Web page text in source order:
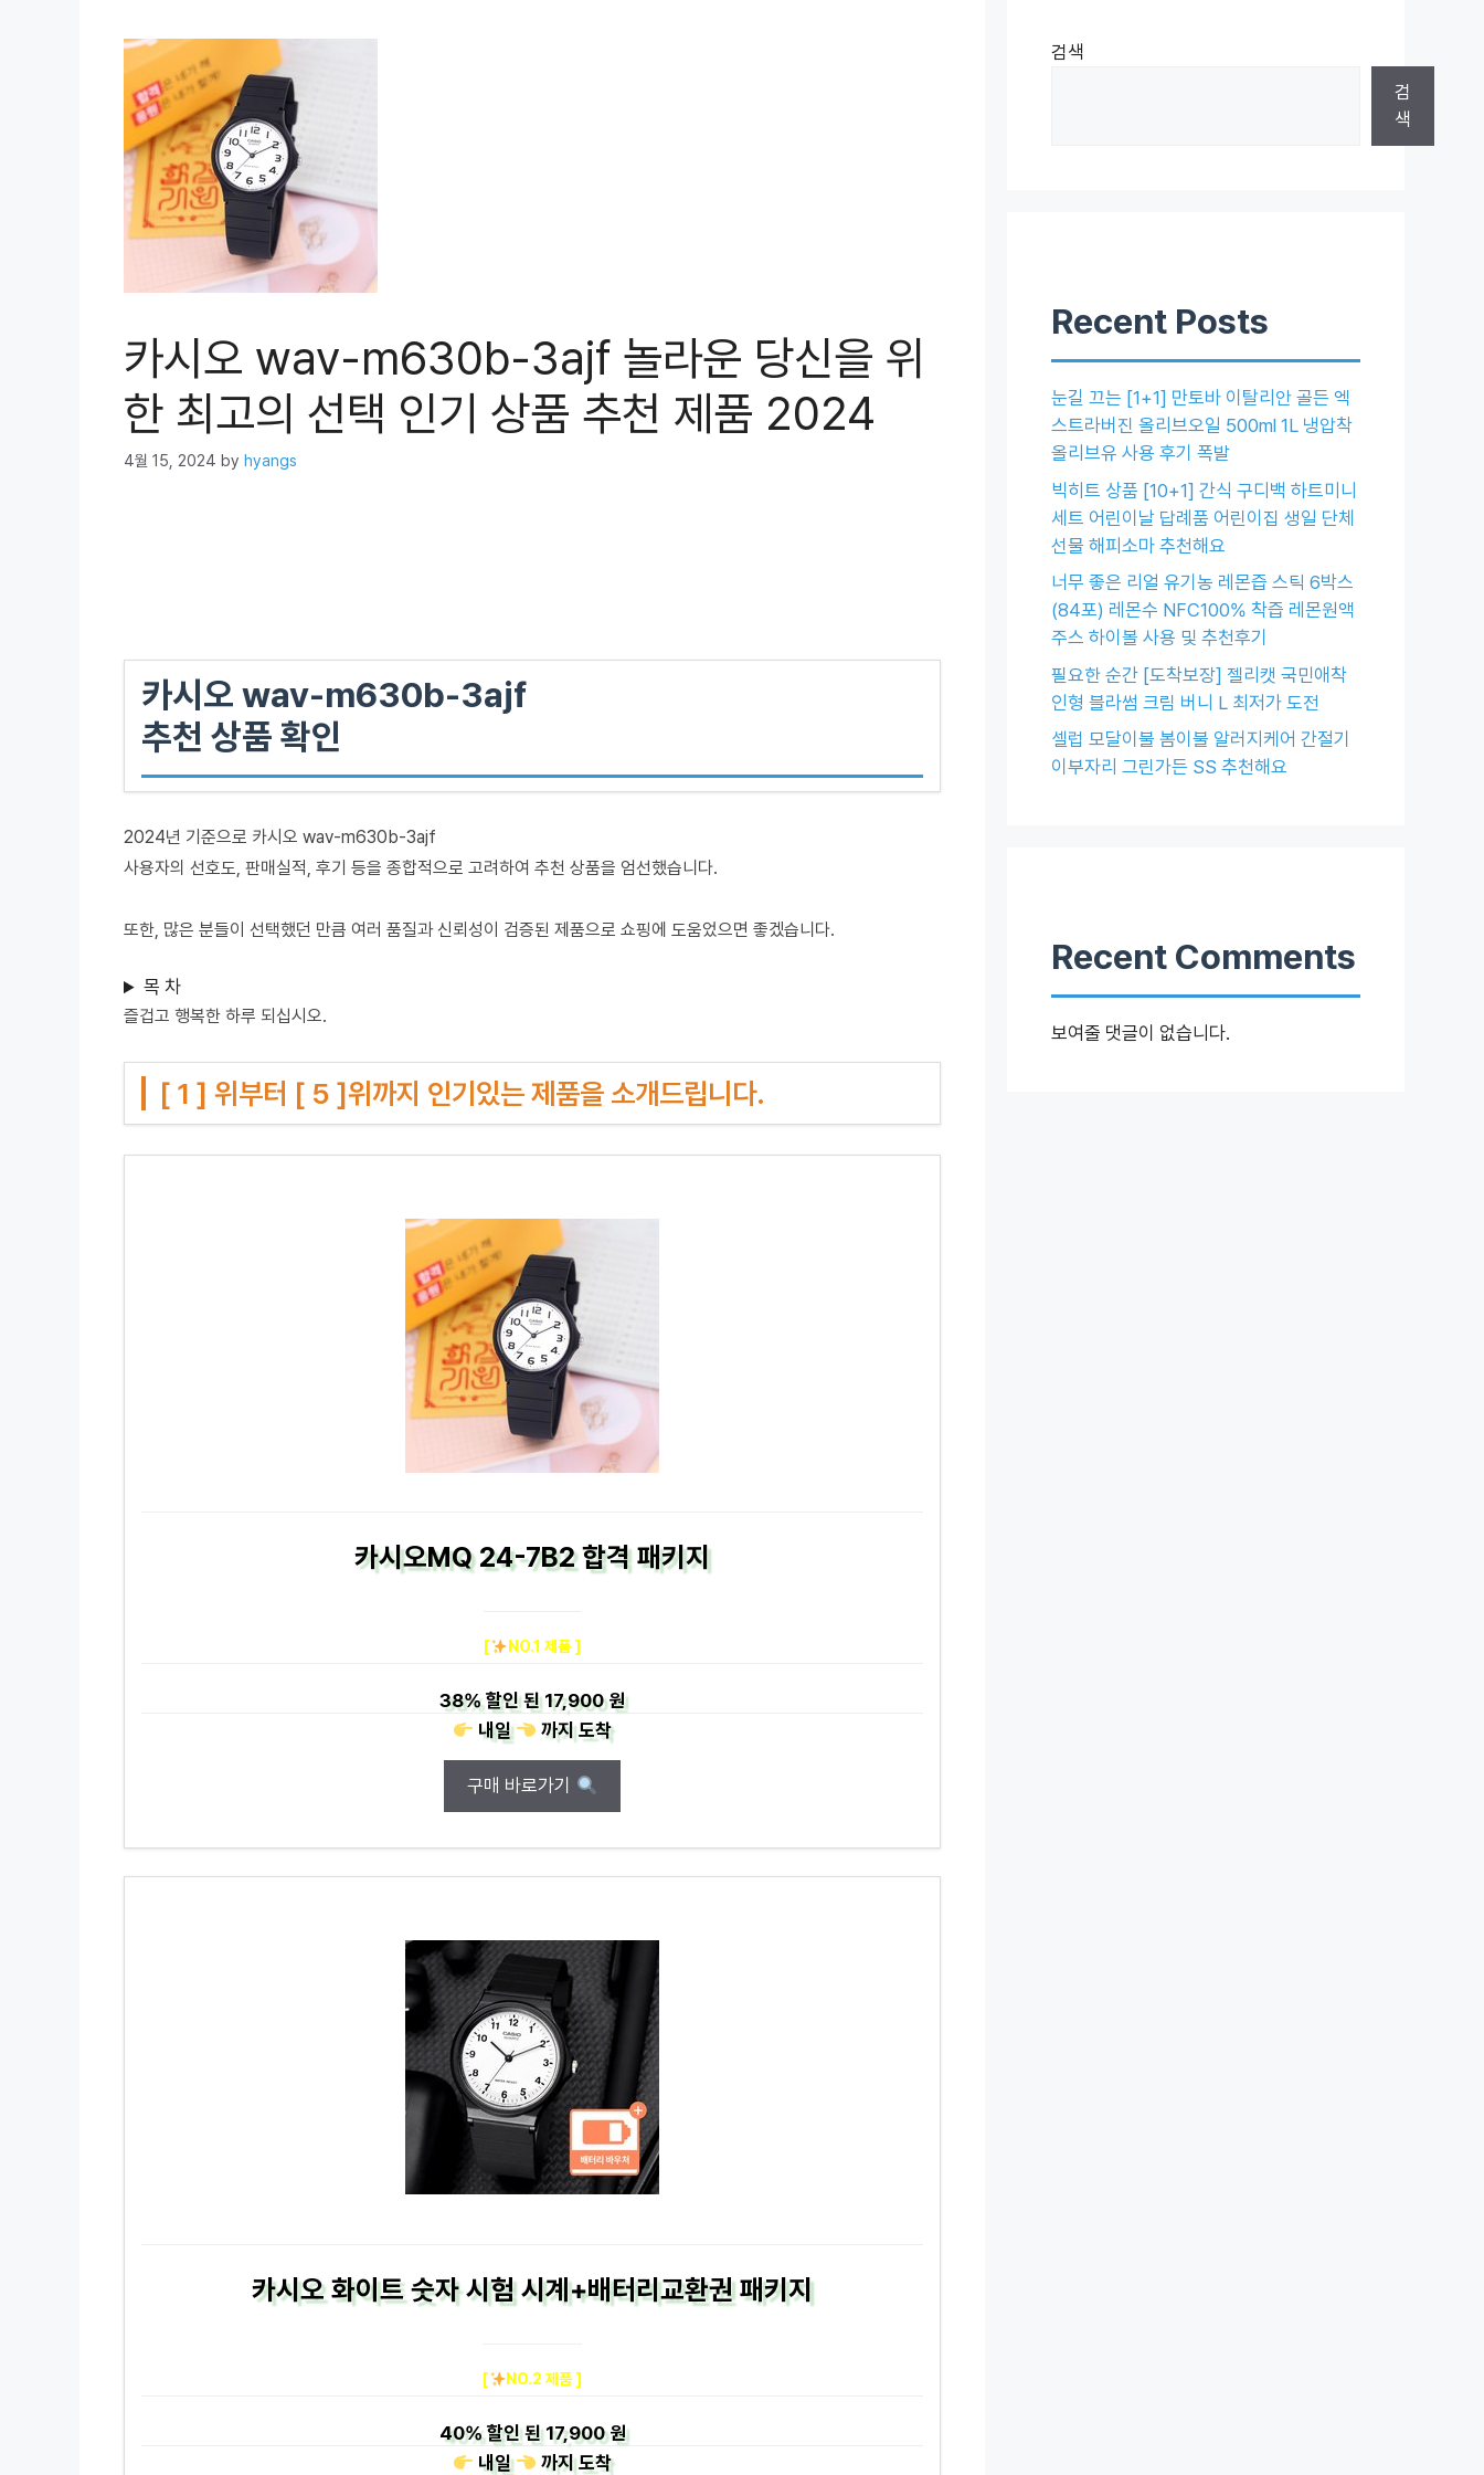
카시오 wav-m630b-3ajf 놀라운 당신을 위
한 최고의 선택 인기 상품 추천 제품 2024
4월 15, 2024 by hyangs
카시오 wav-m630b-3ajf
추천 상품 확인
2024년 기준으로 카시오 wav-m630b-3ajf
사용자의 선호도, 판매실적, 후기 등을 종합적으로 고려하여 추천 상품을 엄선했습니다.
또한, 많은 분들이 선택했던 만큼 여러 품질과 신뢰성이 검증된 제품으로 쇼핑에 도움었으면 좋겠습니다.
목 차
즐겁고 행복한 하루 되십시오.
[ 1 ] 위부터 [ 5 ]위까지 인기있는 제품을 소개드립니다.
카시오MQ 24-7B2 합격 패키지
[ NO.1 제품 ]
38%할인 된17,900 원
내일
까지도착
구매 바로가기
카시오 화이트 숫자 시험 시계+배터리교환권 패키지
[ NO.2 제품 ]
40%할인 된17,900 원
내일
까지도착
검색
검
색
Recent Posts
눈길 끄는 [1+1] 만토바 이탈리안 골든 엑
스트라버진 올리브오일 500ml 1L 냉압착
올리브유 사용 후기 폭발
빅히트 상품 [10+1] 간식 구디백 하트미니
세트 어린이날 답례품 어린이집 생일 단체
선물 해피소마 추천해요
너무 좋은 리얼 유기농 레몬즙 스틱 6박스
(84포) 레몬수 NFC100% 착즙 레몬원액
주스 하이볼 사용 및 추천후기
필요한 순간 [도착보장] 젤리캣 국민애착
인형 블라썸 크림 버니 L 최저가 도전
셀럽 모달이불 봄이불 알러지케어 간절기
이부자리 그린가든 SS 추천해요
Recent Comments
보여줄 댓글이 없습니다.